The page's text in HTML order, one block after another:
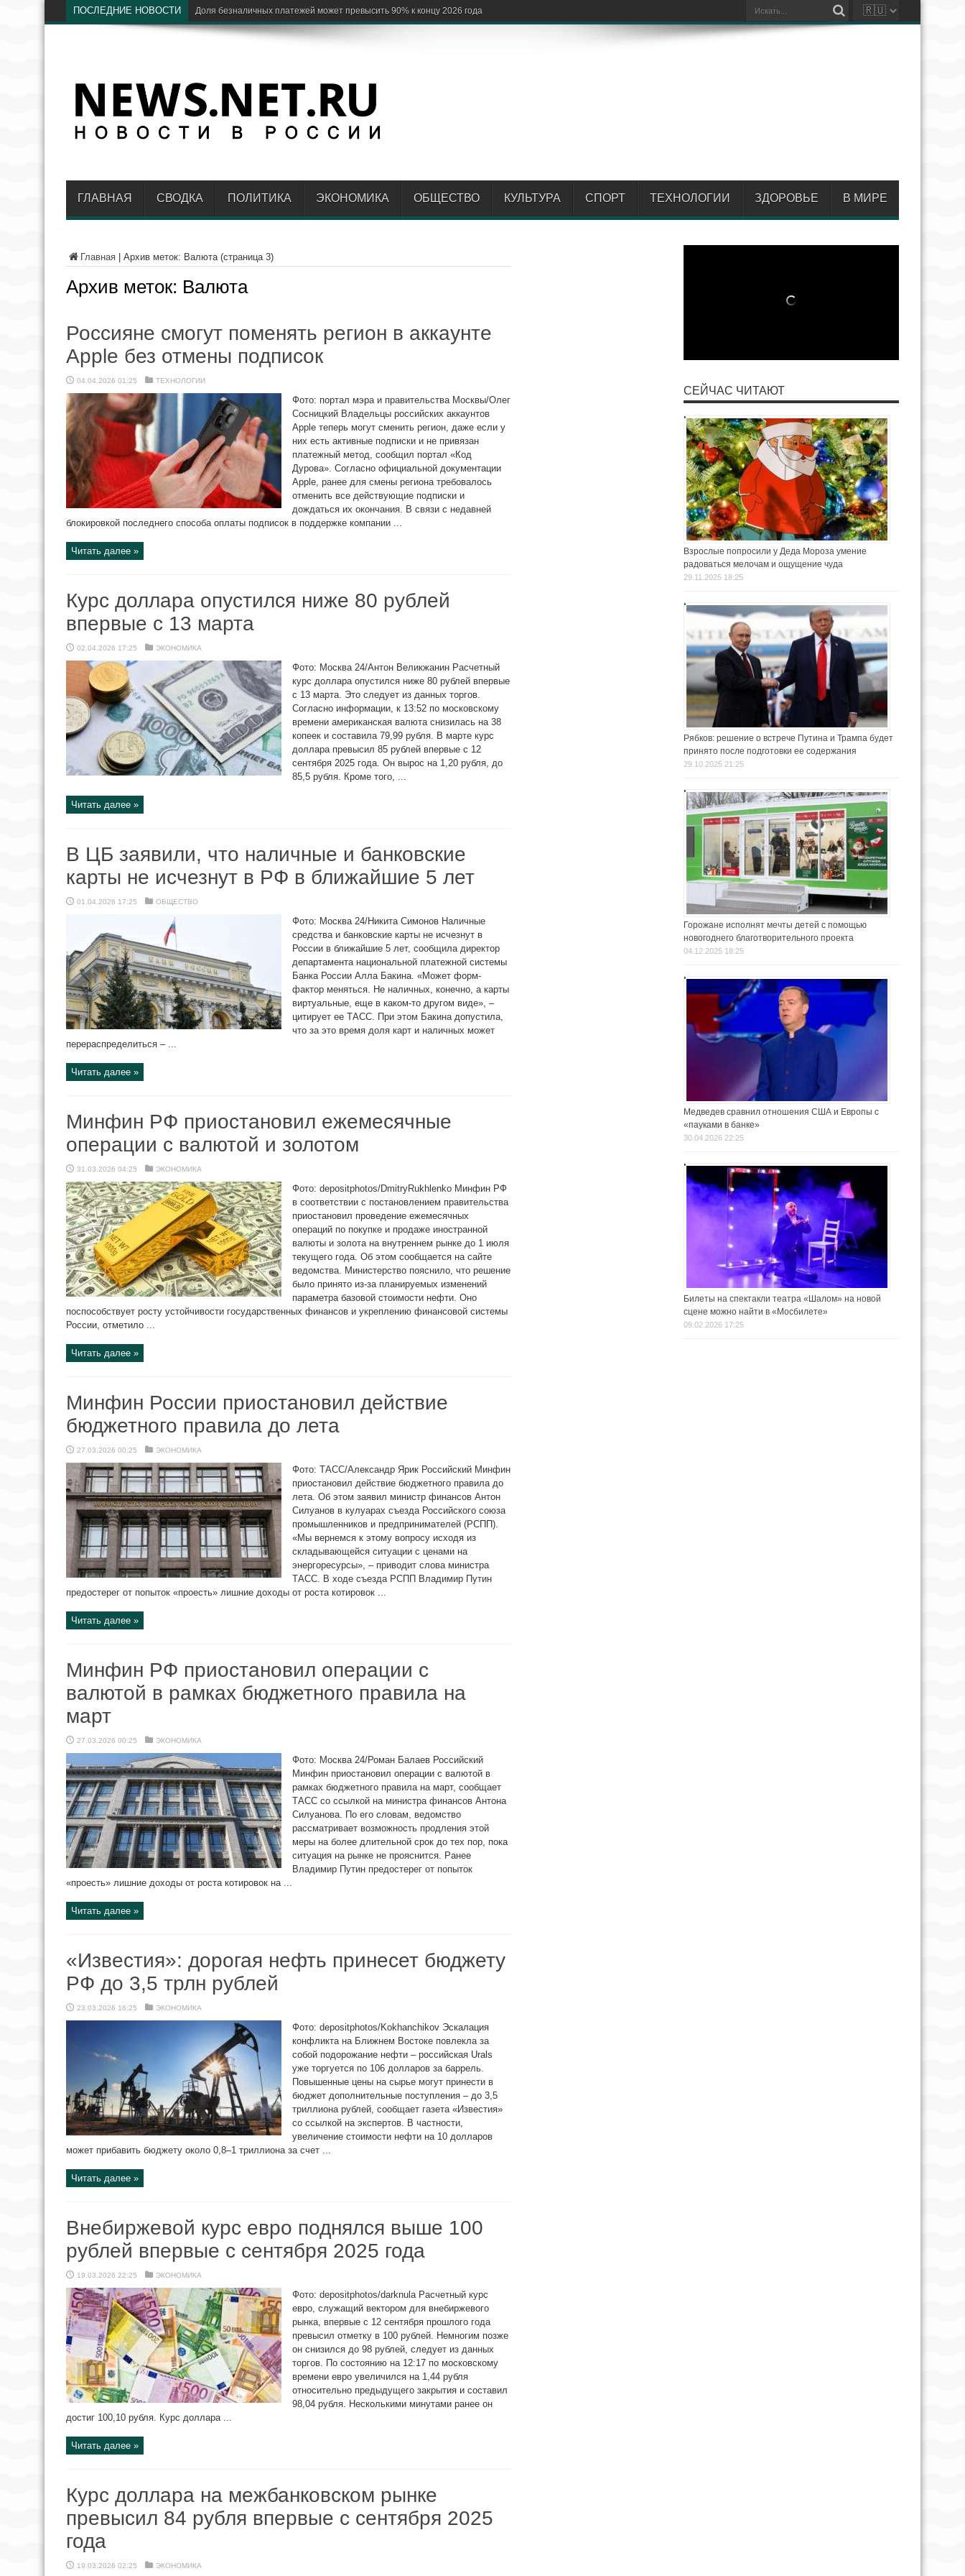
ПОСЛЕДНИЕ НОВОСТИ ЦБ: доля Visa и Mastercard в
ГЛАВНАЯ СВОДКА ПОЛИТИКА ЭКОНОМИКА ОБЩЕСТВО КУЛЬТУРА СПОРТ ТЕХНОЛОГИИ ЗДОРОВЬЕ В МИРЕ
Главная Архив меток: Валюта(страница 3)
Архив меток: Валюта
Россияне смогут поменять регион в аккаунте
Apple без отмены подписок
04.04.2026 01:25 ТЕХНОЛОГИИ
Фото: портал мэра и правительства Москвы/Олег
Сосницкий Владельцы российских аккаунтов
Apple теперь могут сменить регион, даже если у
них есть активные подписки и не привязан
платежный метод, сообщил портал «Код
Дурова». Согласно официальной документации
Apple, ранее для смены региона требовалось
отменить все действующие подписки и
дождаться их окончания. В связи с недавней
блокировкой последнего способа оплаты подписок в поддержке компании ...
Читать далее »
Курс доллара опустился ниже 80 рублей
впервые с 13 марта
02.04.2026 17:25 ЭКОНОМИКА
Фото: Москва 24/Антон Великжанин Расчетный
курс доллара опустился ниже 80 рублей впервые
с 13 марта. Это следует из данных торгов.
Согласно информации, к 13:52 по московскому
времени американская валюта снизилась на 38
копеек и составила 79,99 рубля. В марте курс
доллара превысил 85 рублей впервые с 12
сентября 2025 года. Он вырос на 1,20 рубля, до
85,5 рубля. Кроме того, ...
Читать далее »
В ЦБ заявили, что наличные и банковские
карты не исчезнут в РФ в ближайшие 5 лет
01.04.2026 17:25 ОБЩЕСТВО
Фото: Москва 24/Никита Симонов Наличные
средства и банковские карты не исчезнут в
России в ближайшие 5 лет, сообщила директор
департамента национальной платежной системы
Банка России Алла Бакина. «Может форм-
фактор меняться. Не наличных, конечно, а карты
виртуальные, еще в каком-то другом виде», –
цитирует ее ТАСС. При этом Бакина допустила,
что за это время доля карт и наличных может
перераспределиться – ...
Читать далее »
Минфин РФ приостановил ежемесячные
операции с валютой и золотом
31.03.2026 04:25 ЭКОНОМИКА
Фото: depositphotos/DmitryRukhlenko Минфин РФ
в соответствии с постановлением правительства
приостановил проведение ежемесячных
операций по покупке и продаже иностранной
валюты и золота на внутреннем рынке до 1 июля
текущего года. Об этом сообщается на сайте
ведомства. Министерство пояснило, что решение
было принято из-за планируемых изменений
параметра базовой стоимости нефти. Оно
поспособствует росту устойчивости государственных финансов и укреплению финансовой системы
России, отметило ...
Читать далее »
Минфин России приостановил действие
бюджетного правила до лета
27.03.2026 00:25 ЭКОНОМИКА
Фото: ТАСС/Александр Ярик Российский Минфин
приостановил действие бюджетного правила до
лета. Об этом заявил министр финансов Антон
Силуанов в кулуарах съезда Российского союза
промышленников и предпринимателей (РСПП).
«Мы вернемся к этому вопросу исходя из
складывающейся ситуации с ценами на
энергоресурсы», – приводит слова министра
ТАСС. В ходе съезда РСПП Владимир Путин
предостерег от попыток «проесть» лишние доходы от роста котировок ...
Читать далее »
Минфин РФ приостановил операции с
валютой в рамках бюджетного правила на
март
27.03.2026 00:25 ЭКОНОМИКА
Фото: Москва 24/Роман Балаев Российский
Минфин приостановил операции с валютой в
рамках бюджетного правила на март, сообщает
ТАСС со ссылкой на министра финансов Антона
Силуанова. По его словам, ведомство
рассматривает возможность продления этой
меры на более длительной срок до тех пор, пока
ситуация на рынке не прояснится. Ранее
Владимир Путин предостерег от попыток
«проесть» лишние доходы от роста котировок на ...
Читать далее »
«Известия»: дорогая нефть принесет бюджету
РФ до 3,5 трлн рублей
23.03.2026 16:25 ЭКОНОМИКА
Фото: depositphotos/Kokhanchikov Эскалация
конфликта на Ближнем Востоке повлекла за
собой подорожание нефти – российская Urals
уже торгуется по 106 долларов за баррель.
Повышенные цены на сырье могут принести в
бюджет дополнительные поступления – до 3,5
триллиона рублей, сообщает газета «Известия»
со ссылкой на экспертов. В частности,
увеличение стоимости нефти на 10 долларов
может прибавить бюджету около 0,8–1 триллиона за счет ...
Читать далее »
Внебиржевой курс евро поднялся выше 100
рублей впервые с сентября 2025 года
19.03.2026 22:25 ЭКОНОМИКА
Фото: depositphotos/darknula Расчетный курс
евро, служащий вектором для внебиржевого
рынка, впервые с 12 сентября прошлого года
превысил отметку в 100 рублей. Немногим позже
он снизился до 98 рублей, следует из данных
торгов. По состоянию на 12:17 по московскому
времени евро увеличился на 1,44 рубля
относительно предыдущего закрытия и составил
98,04 рубля. Несколькими минутами ранее он
достиг 100,10 рубля. Курс доллара ...
Читать далее »
Курс доллара на межбанковском рынке
превысил 84 рубля впервые с сентября 2025
года
19.03.2026 02:25 ЭКОНОМИКА
СЕЙЧАС ЧИТАЮТ
Взрослые попросили у Деда Мороза умение
радоваться мелочам и ощущение чуда
29.11.2025 18:25
Рябков: решение о встрече Путина и Трампа будет
принято после подготовки ее содержания
29.10.2025 21:25
Горожане исполнят мечты детей с помощью
новогоднего благотворительного проекта
04.12.2025 18:25
Медведев сравнил отношения США и Европы с
«пауками в банке»
30.04.2026 22:25
Билеты на спектакли театра «Шалом» на новой
сцене можно найти в «Мосбилете»
09.02.2026 17:25